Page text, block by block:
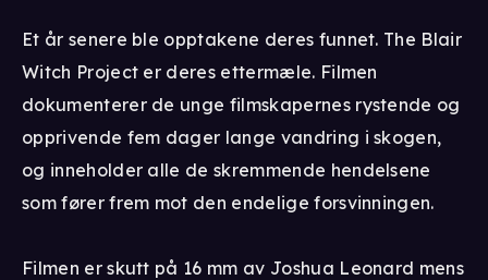
Et år senere ble opptakene deres funnet. The Blair
Witch Project er deres ettermæle. Filmen
dokumenterer de unge filmskapernes rystende og
opprivende fem dager lange vandring i skogen,
og inneholder alle de skremmende hendelsene
som fører frem mot den endelige forsvinningen.
Filmen er skutt på 16 mm av Joshua Leonard mens